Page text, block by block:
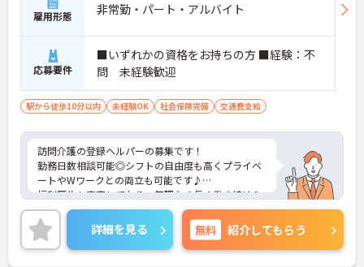
雇用形態 非常勤・パート・アルバイト
応募要件
■いずれかの資格をお持ちの方 ■経験：不
問 未経験歓迎
駅から徒歩10分以内 未経験OK 社会保険完備 交通費支給
訪問介護の登録ヘルパーの募集です！
勤務日数相談可能◎シフトの自由度も高くプライベ
ートやWワークとの両立も可能です♪
福利厚生も充実しており、無理なく長く働き続けら
れる職場です。
ご興味のある方には、面接対策ポイントなどさらに
詳細をお話いたしますので、お気軽にご相談くださ
い。
詳細を見る 無料 紹介してもらう